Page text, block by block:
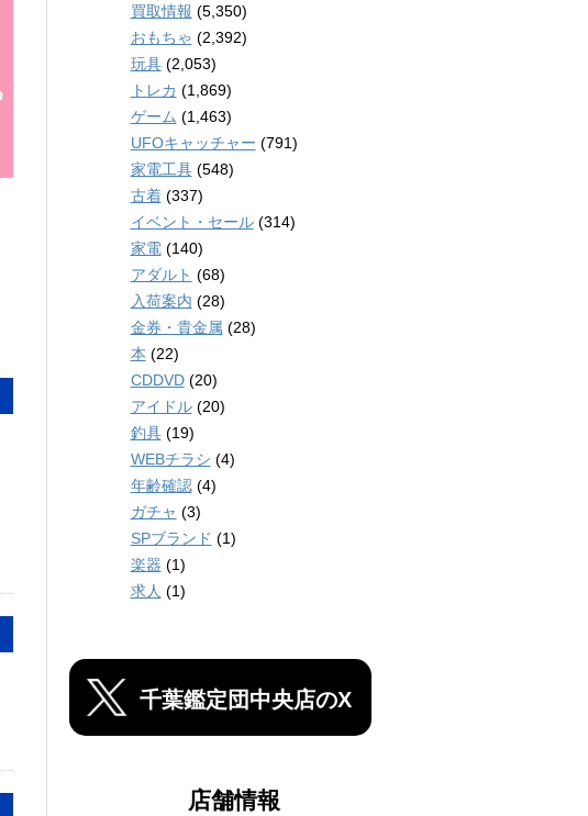
買取情報 (5,350)
おもちゃ (2,392)
玩具(2,053)
トレカ (1,869)
ゲーム (1,463)
UFOキャッチャー (791)
家電工具(548)
古着(337)
イベント・セール(314)
家電(140)
アダルト (68)
入荷案内 (28)
金券・貴金属 (28)
本 (22)
CDDVD(20)
アイドル(20)
釣具(19)
WEBチラシ (4)
年齢確認(4)
ガチャ (3)
SPブランド (1)
楽器 (1)
求人 (1)
千葉鑑定団中央店のX
店舗情報